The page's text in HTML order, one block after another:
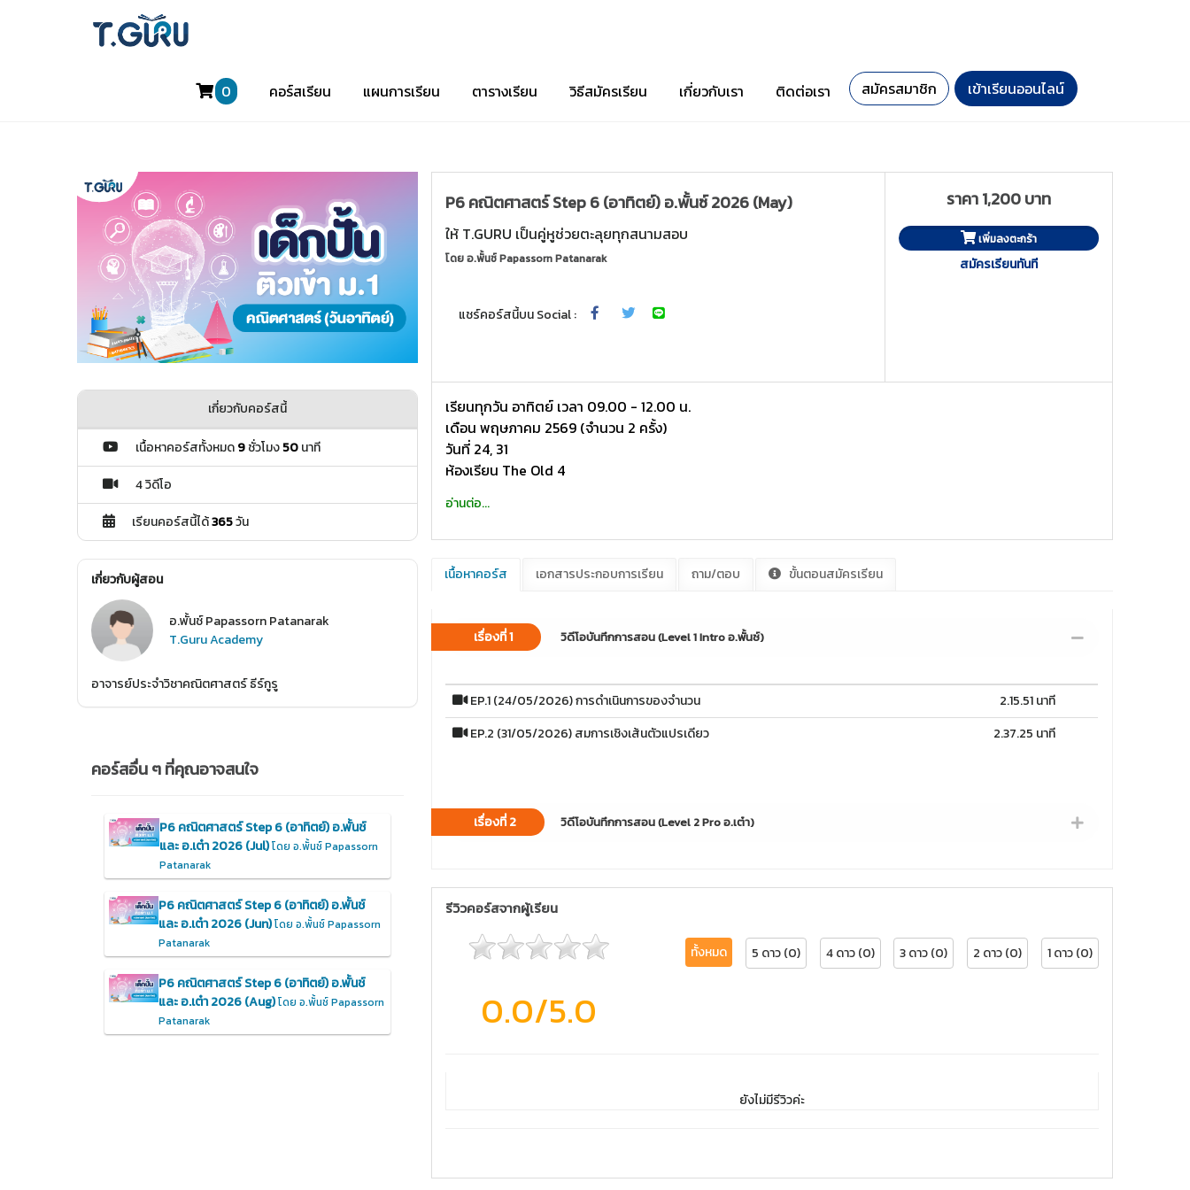
0 คอร์สเรียน แผนการเรียน ตารางเรียน วิธีสมัครเรียน เกี่ยวกับเรา ติดต่อเรา สมัครสมาชิก เข้าเรียนออนไลน์
P6 คณิตศาสตร์ Step 6 (อาทิตย์) อ.พั้นซ์ 2026 (May)
ให้ T.GURU เป็นคู่หูช่วยตะลุยทุกสนามสอบ
โดยอ.พั้นช์ Papassorn Patanarak
แชร์คอร์สนี้บน Social :
ราคา 1,200 บาท
เพิ่มลงตะกร้า
สมัครเรียนทันที
เรียนทุกวัน อาทิตย์ เวลา 09.00 - 12.00 น.
เดือน พฤษภาคม 2569 (จำนวน 2 ครั้ง)
วันที่ 24, 31
ห้องเรียน The Old 4
อ่านต่อ...
เนื้อหาคอร์ส เอกสารประกอบการเรียน ถาม/ตอบ ขั้นตอนสมัครเรียน
เรื่องที่ 1 วิดีโอบันทึกการสอน (Level 1 Intro อ.พั้นซ์)
EP.1 (24/05/2026) การดำเนินการของจำนวน
2.15.51 นาที
EP.2 (31/05/2026) สมการเชิงเส้นตัวแปรเดียว
2.37.25 นาที
เรื่องที่ 2 วิดีโอบันทึกการสอน (Level 2 Pro อ.เต๋า)
รีวิวคอร์สจากผู้เรียน
0.0/5.0
ทั้งหมด 5 ดาว (0) 4 ดาว (0) 3 ดาว (0) 2 ดาว (0) 1 ดาว (0)
ยังไม่มีรีวิวค่ะ
เกี่ยวกับคอร์สนี้
เนื้อหาคอร์สทั้งหมด9ชั่วโมง50นาที
4 วิดีโอ
เรียนคอร์สนี้ได้365วัน
เกี่ยวกับผู้สอน
อ.พั้นช์ Papassorn Patanarak
T.Guru Academy
อาจารย์ประจำวิชาคณิตศาสตร์ ธีร์กูรู
คอร์สอื่น ๆ ที่คุณอาจสนใจ
P6 คณิตศาสตร์ Step 6 (อาทิตย์) อ.พั้นช์
และ อ.เต๋า 2026 (Jul)โดย อ.พั้นช์ Papassorn
Patanarak
P6 คณิตศาสตร์ Step 6 (อาทิตย์) อ.พั้นช์
และ อ.เต๋า 2026 (Jun)โดย อ.พั้นช์ Papassorn
Patanarak
P6 คณิตศาสตร์ Step 6 (อาทิตย์) อ.พั้นช์
และ อ.เต๋า 2026 (Aug)โดย อ.พั้นช์ Papassorn
Patanarak